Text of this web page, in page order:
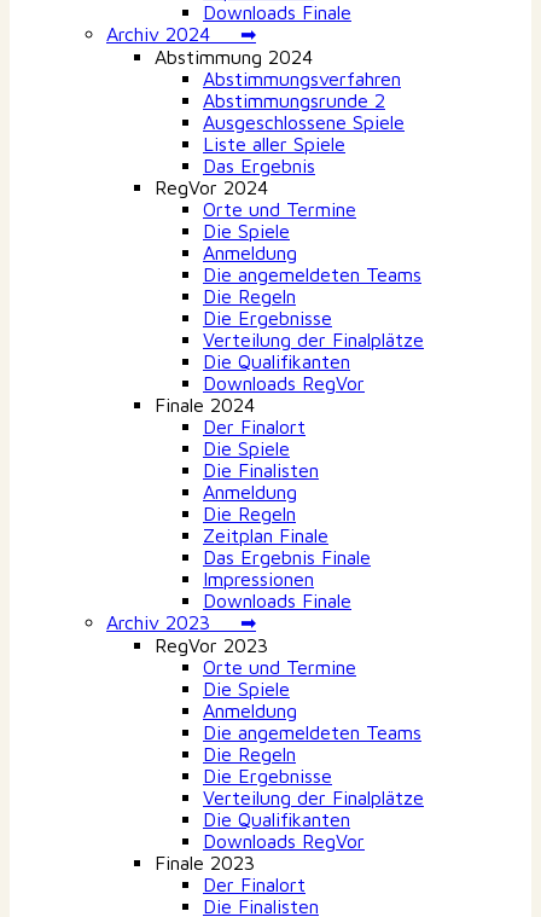
Downloads Finale
Archiv 2024 ➡
Abstimmung 2024
Abstimmungsverfahren
Abstimmungsrunde 2
Ausgeschlossene Spiele
Liste aller Spiele
Das Ergebnis
RegVor 2024
Orte und Termine
Die Spiele
Anmeldung
Die angemeldeten Teams
Die Regeln
Die Ergebnisse
Verteilung der Finalplätze
Die Qualifikanten
Downloads RegVor
Finale 2024
Der Finalort
Die Spiele
Die Finalisten
Anmeldung
Die Regeln
Zeitplan Finale
Das Ergebnis Finale
Impressionen
Downloads Finale
Archiv 2023 ➡
RegVor 2023
Orte und Termine
Die Spiele
Anmeldung
Die angemeldeten Teams
Die Regeln
Die Ergebnisse
Verteilung der Finalplätze
Die Qualifikanten
Downloads RegVor
Finale 2023
Der Finalort
Die Finalisten